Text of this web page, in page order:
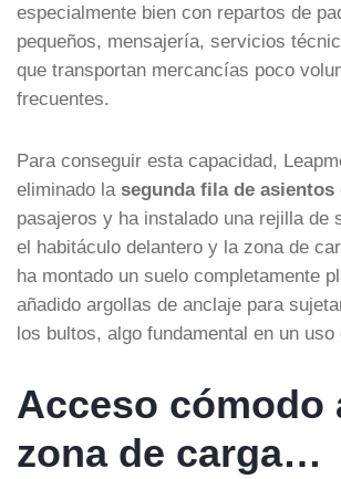
especialmente bien con repartos de
pequeños, mensajería, servicios
que transportan mercancías poco
frecuentes.
Para conseguir esta capacidad,
eliminado la segunda fila de asientos
pasajeros y ha instalado una rejilla de
el habitáculo delantero y la zona de
ha montado un suelo completamente
añadido argollas de anclaje para
los bultos, algo fundamental en un
Acceso cómodo
zona de carga…